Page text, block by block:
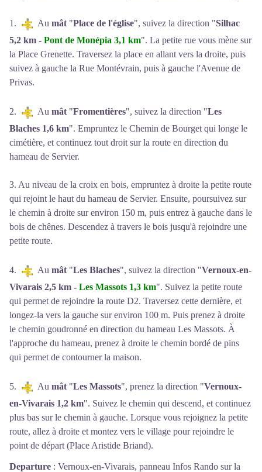
1. Au mât "Place de l'église", suivez la direction "Silhac
5,2 km - Pont de Monépia 3,1 km". La petite rue vous mène sur
la Place Grenette. Traversez la place en allant vers la droite, puis
suivez à gauche la Rue Montévrain, puis à gauche l'Avenue de
Privas.
2. Au mât "Fromentières", suivez la direction "Les
Blaches 1,6 km". Empruntez le Chemin de Bourget qui longe le
cimétière, et continuez tout droit sur la route en direction du
hameau de Servier.
3. Au niveau de la croix en bois, empruntez à droite la petite route
qui rejoint le haut du hameau de Servier. Ensuite, poursuivez sur
le chemin à droite sur environ 150 m, puis entrez à gauche dans le
bois de chênes. Descendez à travers le bois jusqu'à rejoindre une
petite route.
4. Au mât "Les Blaches", suivez la direction "Vernoux-en-
Vivarais 2,5 km - Les Massots 1,3 km". Suivez la petite route
qui permet de rejoindre la route D2. Traversez cette dernière, et
longez-la vers la gauche sur environ 100 m. Puis prenez à droite
le chemin goudronné en direction du hameau Les Massots. À
l'approche du hameau, prenez à droite le chemin bordé de pins
qui permet de contourner la maison.
5. Au mât "Les Massots", prenez la direction "Vernoux-
en-Vivarais 1,2 km". Suivez le chemin qui descend, et continuez
plus bas sur le chemin à gauche. Lorsque vous rejoignez la petite
route, allez à droite et montez vers le village pour rejoindre le
point de départ (Place Aristide Briand).
Departure : Vernoux-en-Vivarais, panneau Infos Rando sur la